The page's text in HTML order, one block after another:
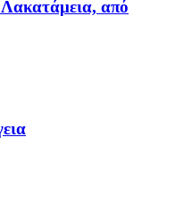
Λακατάμεια, από